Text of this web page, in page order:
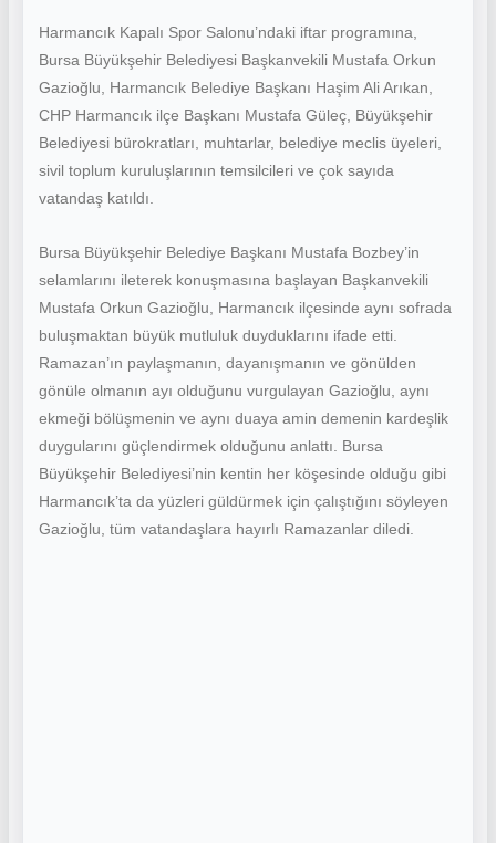
Harmancık Kapalı Spor Salonu’ndaki iftar programına,
Bursa Büyükşehir Belediyesi Başkanvekili Mustafa Orkun
Gazioğlu, Harmancık Belediye Başkanı Haşim Ali Arıkan,
CHP Harmancık ilçe Başkanı Mustafa Güleç, Büyükşehir
Belediyesi bürokratları, muhtarlar, belediye meclis üyeleri,
sivil toplum kuruluşlarının temsilcileri ve çok sayıda
vatandaş katıldı.
Bursa Büyükşehir Belediye Başkanı Mustafa Bozbey’in
selamlarını ileterek konuşmasına başlayan Başkanvekili
Mustafa Orkun Gazioğlu, Harmancık ilçesinde aynı sofrada
buluşmaktan büyük mutluluk duyduklarını ifade etti.
Ramazan’ın paylaşmanın, dayanışmanın ve gönülden
gönüle olmanın ayı olduğunu vurgulayan Gazioğlu, aynı
ekmeği bölüşmenin ve aynı duaya amin demenin kardeşlik
duygularını güçlendirmek olduğunu anlattı. Bursa
Büyükşehir Belediyesi’nin kentin her köşesinde olduğu gibi
Harmancık’ta da yüzleri güldürmek için çalıştığını söyleyen
Gazioğlu, tüm vatandaşlara hayırlı Ramazanlar diledi.